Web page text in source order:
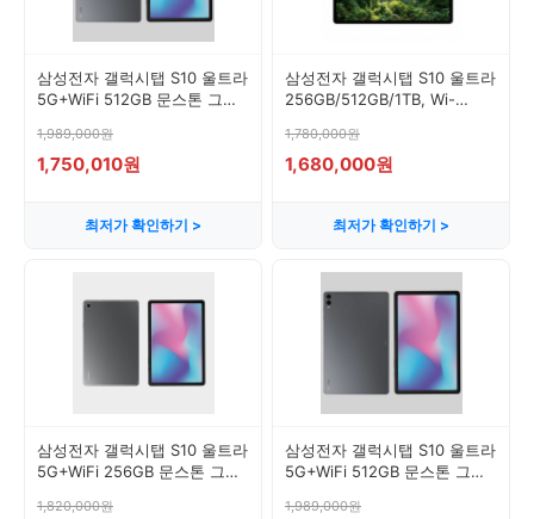
삼성전자 갤럭시탭 S10 울트라
5G+WiFi 512GB 문스톤 그레
+ 셀룰러
1,989,000원
1,750,010원
최저가 확인하기 >
삼성전자 갤럭시탭 S10 울트라
256GB/512GB/1TB, Wi-
버
1,780,000원
1,680,000원
최저가 확인하기 >
삼성전자 갤럭시탭 S10 울트라
5G+WiFi 256GB 문스톤 그레
+ 셀룰러
1,820,000원
삼성전자 갤럭시탭 S10 울트라
5G+WiFi 512GB 문스톤 그레
이
1,989,000원